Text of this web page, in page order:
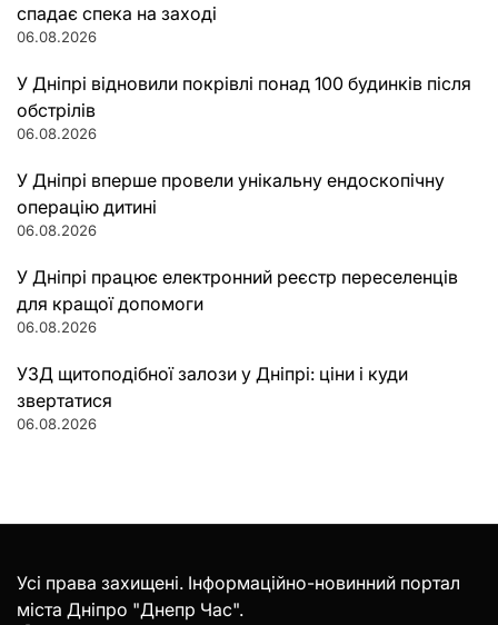
спадає спека на заході
06.08.2026
У Дніпрі відновили покрівлі понад 100 будинків після
обстрілів
06.08.2026
У Дніпрі вперше провели унікальну ендоскопічну
операцію дитині
06.08.2026
У Дніпрі працює електронний реєстр переселенців
для кращої допомоги
06.08.2026
УЗД щитоподібної залози у Дніпрі: ціни і куди
звертатися
06.08.2026
Усі права захищені. Інформаційно-новинний портал
міста Дніпро "Днепр Час".